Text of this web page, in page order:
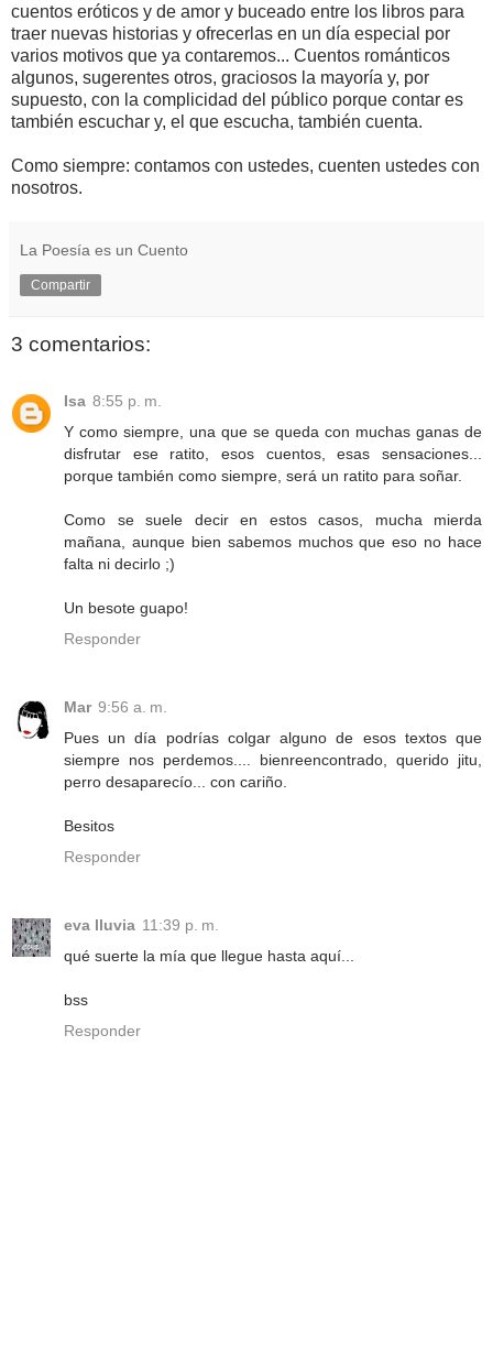
cuentos eróticos y de amor y buceado entre los libros para
traer nuevas historias y ofrecerlas en un día especial por
varios motivos que ya contaremos... Cuentos románticos
algunos, sugerentes otros, graciosos la mayoría y, por
supuesto, con la complicidad del público porque contar es
también escuchar y, el que escucha, también cuenta.
Como siempre: contamos con ustedes, cuenten ustedes con
nosotros.
La Poesía es un Cuento
Compartir
3 comentarios:
Isa 8:55 p. m.
Y como siempre, una que se queda con muchas ganas de
disfrutar ese ratito, esos cuentos, esas sensaciones...
porque también como siempre, será un ratito para soñar.
Como se suele decir en estos casos, mucha mierda
mañana, aunque bien sabemos muchos que eso no hace
falta ni decirlo ;)
Un besote guapo!
Responder
Mar 9:56 a. m.
Pues un día podrías colgar alguno de esos textos que
siempre nos perdemos.... bienreencontrado, querido jitu,
perro desaparecío... con cariño.
Besitos
Responder
eva lluvia 11:39 p. m.
qué suerte la mía que llegue hasta aquí...
bss
Responder